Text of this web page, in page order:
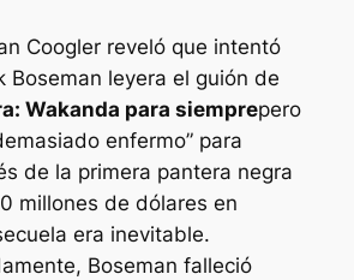
Coogler reveló que intentó
Boseman leyera el guión de
Wakanda para siemprepero
enfermo” para
de la primera pantera negra
millones de dólares en
era inevitable.
Boseman falleció